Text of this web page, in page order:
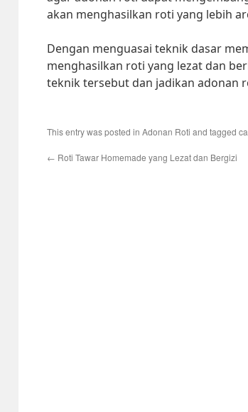
akan menghasilkan roti yang lebih
Dengan menguasai teknik dasar
menghasilkan roti yang lezat dan
teknik tersebut dan jadikan adonan
This entry was posted in Adonan Roti and tagged
← Roti Tawar Homemade yang Lezat dan Bergizi